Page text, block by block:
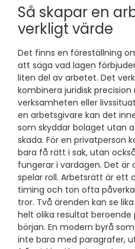
Så skapar en
verkligt värde
Det finns en föreställning
att säga vad lagen
liten del av arbetet. Det
kombinera juridisk
verksamheten eller
en arbetsgivare kan det
som skyddar bolaget utan
skada. För en privatperson
bara få rätt i sak, utan
fungerar i vardagen. Det
spelar roll. Arbetsrätt är ett
timing och ton ofta
tror. Två ärenden kan se
helt olika resultat
början. En modern byrå
inte bara med paragrafer,